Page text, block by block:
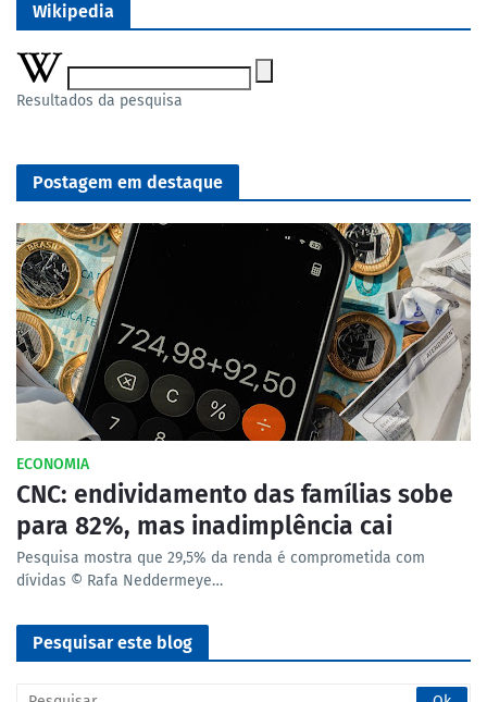
Wikipedia
Resultados da pesquisa
Postagem em destaque
ECONOMIA
CNC: endividamento das famílias sobe
para 82%, mas inadimplência cai
Pesquisa mostra que 29,5% da renda é comprometida com
dívidas © Rafa Neddermeye…
Pesquisar este blog